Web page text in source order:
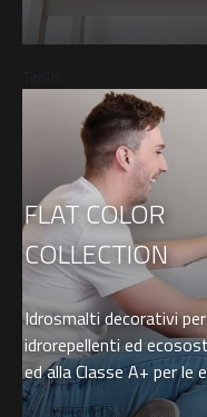
FLAT COLOR
COLLECTION
Idrosmalti decorativi
idrorepellenti ed
ed alla Classe A+ per le